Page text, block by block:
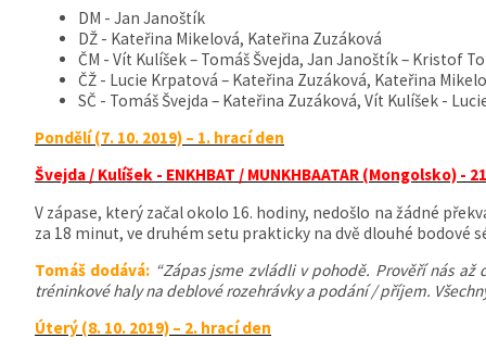
DM - Jan Janoštík
DŽ - Kateřina Mikelová, Kateřina Zuzáková
ČM - Vít Kulíšek – Tomáš Švejda, Jan Janoštík – Kristof
ČŽ - Lucie Krpatová – Kateřina Zuzáková, Kateřina
SČ - Tomáš Švejda – Kateřina Zuzáková, Vít Kulíšek -
Pondělí (7. 10. 2019) – 1. hrací den
Švejda / Kulíšek - ENKHBAT / MUNKHBAATAR (Mongolsko) -
V zápase, který začal okolo 16. hodiny, nedošlo na žádné
za 18 minut, ve druhém setu prakticky na dvě dlouhé bodové
Tomáš dodává: “Zápas jsme zvládli v pohodě. Prověří nás
tréninkové haly na deblové rozehrávky a podání / příjem.
Úterý (8. 10. 2019) – 2. hrací den